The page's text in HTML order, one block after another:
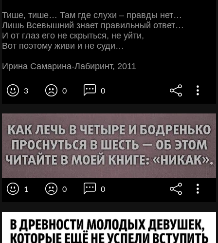
Тише, тише… Там где слухи – правды нет…
Лишь Всевышний знает правильный ответ…
И от глаз его не скрыться, не уйти,
Вот поэтому живи и не суди…
Ирина Самарина-Лабиринт, 2011
3 0 0
1 0 0